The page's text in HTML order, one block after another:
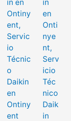
in
en
Onti
nye
nt,
Serv
icio
Téc
nico
Daik
in